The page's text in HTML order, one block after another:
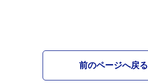
前のページへ戻る